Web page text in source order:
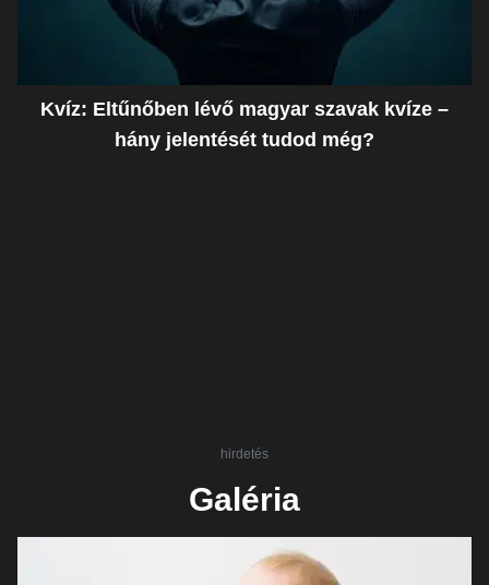
Kvíz: Eltűnőben lévő magyar szavak kvíze –
hány jelentését tudod még?
hirdetés
Galéria